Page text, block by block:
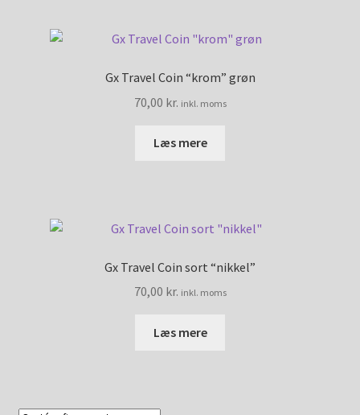
Gx Travel Coin “krom” grøn
70,00 kr. inkl. moms
Læs mere
Gx Travel Coin sort “nikkel”
70,00 kr. inkl. moms
Læs mere